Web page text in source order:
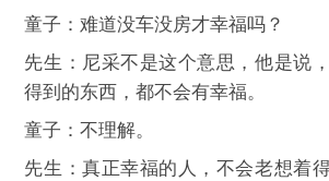
童子：难道没车没房才幸福吗？
先生：尼采不是这个意思，他是说
得到的东西，都不会有幸福。
童子：不理解。
先生：真正幸福的人，不会老想着